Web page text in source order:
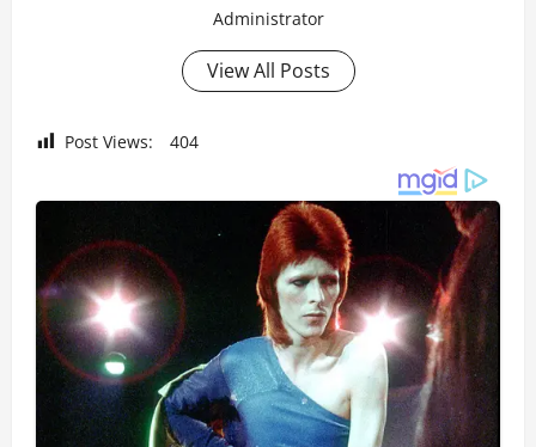
Administrator
View All Posts
Post Views: 404